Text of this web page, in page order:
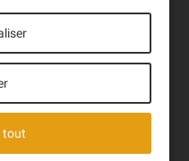
de confidentialité des
tout